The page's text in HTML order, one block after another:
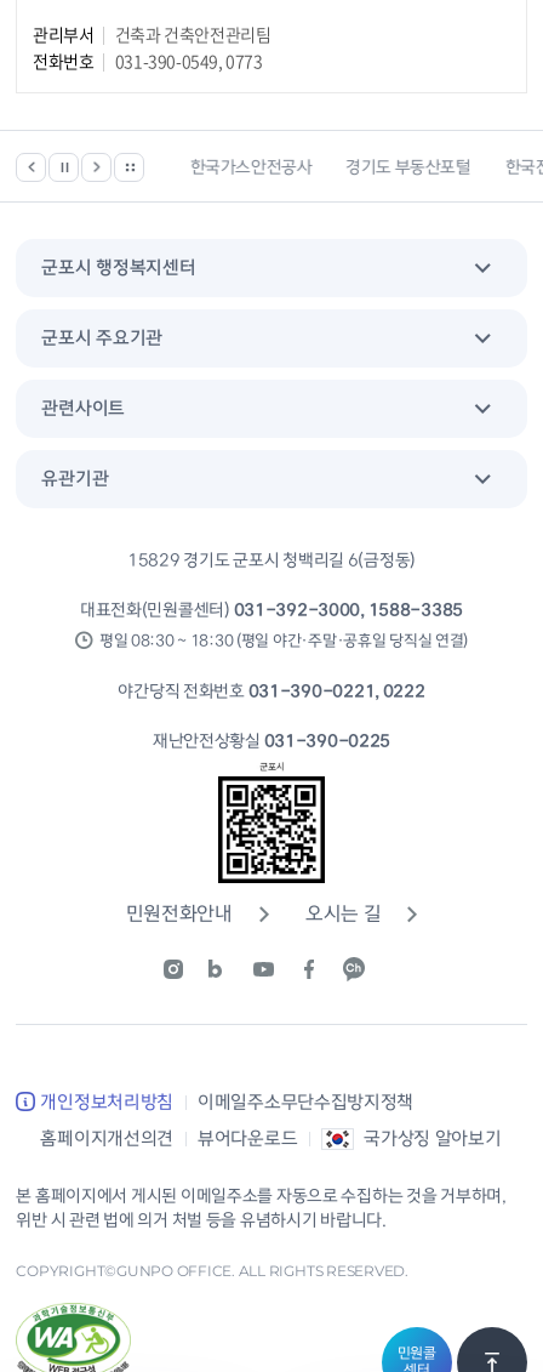
관리부서
건축과 건축안전관리팀
전화번호
031-390-0549, 0773
한국건강관리협회 한국가스안전공사 경기도 부동산포털 한국전
군포시 행정복지센터
군포시 주요기관
관련사이트
유관기관
15829 경기도 군포시 청백리길 6(금정동)
대표전화(민원콜센터) 031-392-3000, 1588-3385
평일 08:30 ~ 18:30 (평일 야간·주말·공휴일 당직실 연결)
야간당직 전화번호031-390-0221, 0222
재난안전상황실 031-390-0225
민원전화안내 오시는 길
개인정보처리방침
이메일주소무단수집방지정책
홈페이지개선의견
뷰어다운로드 국가상징 알아보기
본 홈페이지에서 게시된 이메일주소를 자동으로 수집하는 것을 거부하며,
위반 시 관련 법에 의거 처벌 등을 유념하시기 바랍니다.
COPYRIGHT©GUNPO OFFICE. ALL RIGHTS RESERVED.
민원콜